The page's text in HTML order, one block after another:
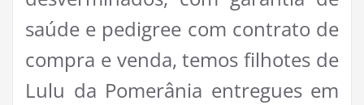
saúde e pedigree com contrato de
compra e venda, temos filhotes de
Lulu da Pomerânia entregues em